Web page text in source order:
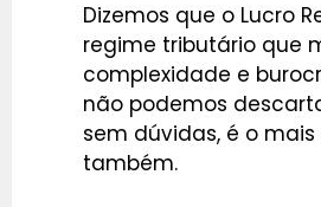
Dizemos que o Lucro
regime tributário que
complexidade e
não podemos
sem dúvidas, é o
também.